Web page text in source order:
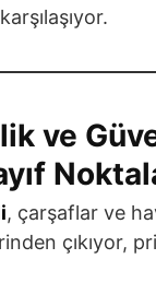
ve
, çarşaflar ve
çıkıyor,